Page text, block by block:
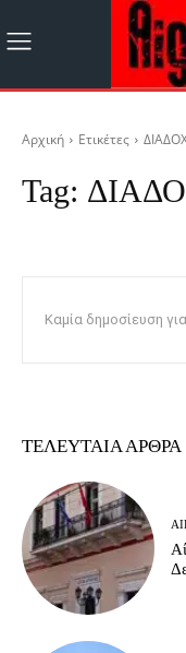
Αρχική Ετικέτες
Tag:
Καμία δημοσίευση
ΤΕΛΕΥΤΑΊΑ ΆΡΘΡΑ